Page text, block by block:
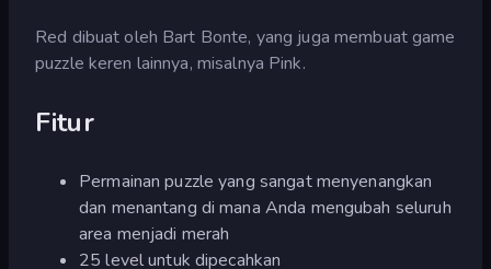
Red dibuat oleh Bart Bonte, yang juga membuat game
puzzle keren lainnya, misalnya Pink.
Fitur
Permainan puzzle yang sangat menyenangkan
dan menantang di mana Anda mengubah seluruh
area menjadi merah
25 level untuk dipecahkan